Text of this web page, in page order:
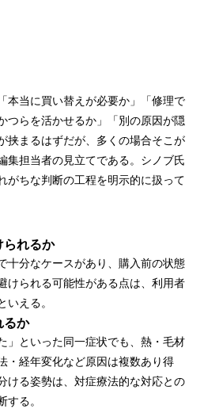
本当に買い替えが必要か」「修理で
つらを活かせるか」「別の原因が隠
挟まるはずだが、多くの場合そこが
集担当者の見立てである。シノブ氏
がちな判断の工程を明示的に扱って
られるか
十分なケースがあり、購入前の状態
けられる可能性がある点は、利用者
いえる。
るか
」といった同一症状でも、熱・毛材
・経年変化など原因は複数あり得
ける姿勢は、対症療法的な対応との
する。